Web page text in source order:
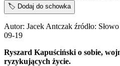
🏷️ Dodaj do schowka
Autor: Jacek Antczak źródło:
09-19
Ryszard Kapuściński o sobie,
ryzykujących życie.